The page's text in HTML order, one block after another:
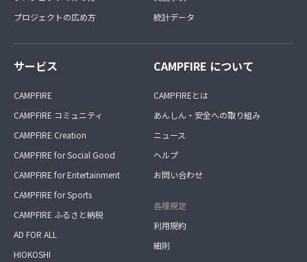
プロジェクトの広め方
統計データ
サービス
CAMPFIRE
CAMPFIRE コミュニティ
CAMPFIRE Creation
CAMPFIRE for Social Good
CAMPFIRE for Entertainment
CAMPFIRE for Sports
CAMPFIRE ふるさと納税
AD FOR ALL
HIOKOSHI
CAMPFIRE について
CAMPFIREとは
あんしん・安全への取り組み
ニュース
ヘルプ
お問い合わせ
各種規定
利用規約
細則